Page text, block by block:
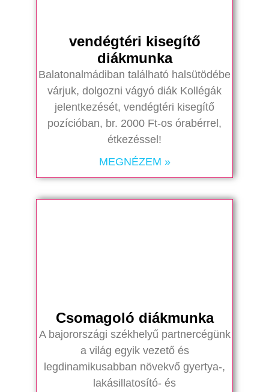
vendégtéri kisegítő
diákmunka
Balatonalmádiban található halsütödébe
várjuk, dolgozni vágyó diák Kollégák
jelentkezését, vendégtéri kisegítő
pozícióban, br. 2000 Ft-os órabérrel,
étkezéssel!
MEGNÉZEM »
Csomagoló diákmunka
A bajorországi székhelyű partnercégünk
a világ egyik vezető és
legdinamikusabban növekvő gyertya-,
lakásillatosító- és